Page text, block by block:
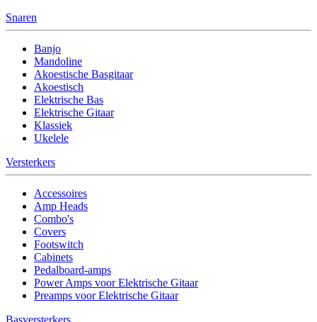
Snaren
Banjo
Mandoline
Akoestische Basgitaar
Akoestisch
Elektrische Bas
Elektrische Gitaar
Klassiek
Ukelele
Versterkers
Accessoires
Amp Heads
Combo's
Covers
Footswitch
Cabinets
Pedalboard-amps
Power Amps voor Elektrische Gitaar
Preamps voor Elektrische Gitaar
Basversterkers